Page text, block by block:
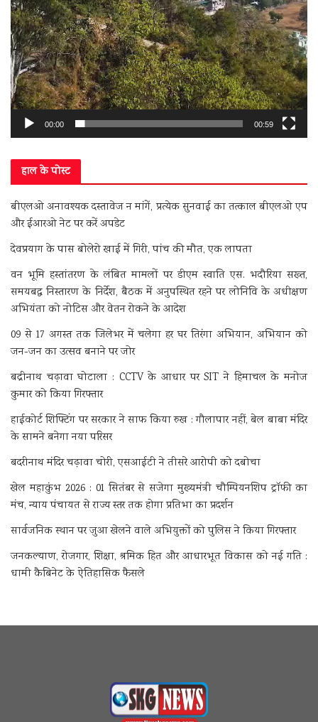
00:00 00:59
हाल के पोस्ट
बीएलओ अनावश्यक दस्तावेज न मांगें, प्रत्येक सुनवाई का तत्काल बीएलओ एप
और ईआरओ नेट पर करें अपडेट
देवप्रयाग के पास बोलेरो खाई में गिरी, पांच की मौत, एक लापता
वन भूमि हस्तांतरण के लंबित मामलों पर डीएम स्वाति एस. भदौरिया सख्त,
समयबद्ध निस्तारण के निर्देश, बैठक में अनुपस्थित रहने पर लोनिवि के अधीक्षण
अभियंता को नोटिस और वेतन रोकने के आदेश
09 से 17 अगस्त तक जिलेभर में चलेगा हर घर तिरंगा अभियान, अभियान को
जन-जन का उत्सव बनाने पर जोर
बद्रीनाथ चढ़ावा घोटाला : CCTV के आधार पर SIT ने हिमाचल के मनोज
कुमार को किया गिरफ्तार
हाईकोर्ट शिफ्टिंग पर सरकार ने साफ किया रुख : गौलापार नहीं, बेल बाबा मंदिर
के सामने बनेगा नया परिसर
बदरीनाथ मंदिर चढ़ावा चोरी, एसआईटी ने तीसरे आरोपी को दबोचा
खेल महाकुंभ 2026 : 01 सितंबर से सजेगा मुख्यमंत्री चौम्पियनशिप ट्रॉफी का
मंच, न्याय पंचायत से राज्य स्तर तक होगा प्रतिभा का प्रदर्शन
सार्वजनिक स्थान पर जुआ खेलने वाले अभियुक्तों को पुलिस ने किया गिरफ्तार
जनकल्याण, रोजगार, शिक्षा, श्रमिक हित और आधारभूत विकास को नई गति :
धामी कैबिनेट के ऐतिहासिक फैसले